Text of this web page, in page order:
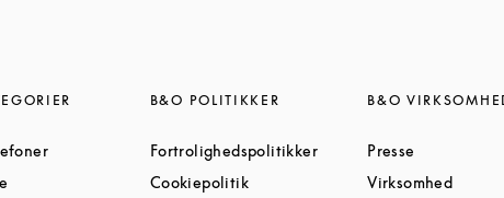
Link Opens in New Tab
Link Opens in New Tab
B&O POLITIKKER
FortrolighedspolitikkerLink Opens in New Tab
CookiepolitikLink Opens in New Tab
B&O
Presse
VirksomhedLink